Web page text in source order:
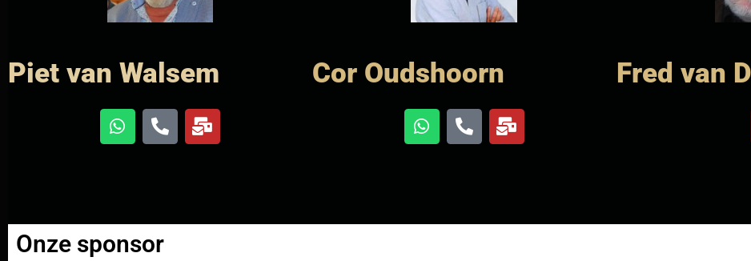
Piet van Walsem Cor Oudshoorn Fred van
Onze sponsor